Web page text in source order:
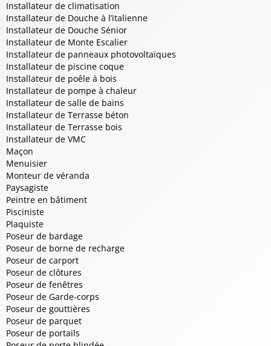
Installateur de climatisation
Installateur de Douche à l’italienne
Installateur de Douche Sénior
Installateur de Monte Escalier
Installateur de panneaux photovoltaïques
Installateur de piscine coque
Installateur de poêle à bois
Installateur de pompe à chaleur
Installateur de salle de bains
Installateur de Terrasse béton
Installateur de Terrasse bois
Installateur de VMC
Maçon
Menuisier
Monteur de véranda
Paysagiste
Peintre en bâtiment
Pisciniste
Plaquiste
Poseur de bardage
Poseur de borne de recharge
Poseur de carport
Poseur de clôtures
Poseur de fenêtres
Poseur de Garde-corps
Poseur de gouttières
Poseur de parquet
Poseur de portails